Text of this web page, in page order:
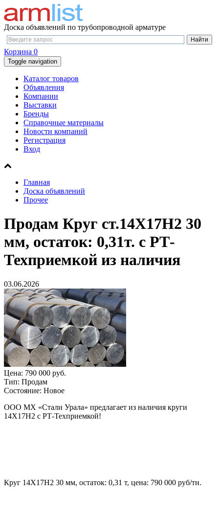
Доска объявлений по трубопроводной арматуре
Корзина 0
Toggle navigation
Каталог товаров
Объявления
Компании
Выставки
Бренды
Справочные материалы
Новости компаний
Регистрация
Вход
Главная
Доска объявлений
Прочее
Продам Круг ст.14Х17Н2 30
мм, остаток: 0,31т. с РТ-
Техприемкой из наличия
03.06.2026
Цена: 790 000 руб.
Тип: Продам
Состояние: Новое
ООО МХ «Стали Урала» предлагает из наличия круги
14Х17Н2 с РТ-Техприемкой!
Круг 14Х17Н2 30 мм, остаток: 0,31 т, цена: 790 000 руб/тн.